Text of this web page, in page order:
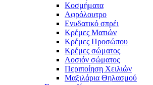
Κοσμήματα
Αφρόλουτρο
Ενυδατικό σπρέι
Κρέμες Ματιών
Κρέμες Προσώπου
Κρέμες σώματος
Λοσιόν σώματος
Περιποίηση Χειλιών
Μαξιλάρια Θηλασμού